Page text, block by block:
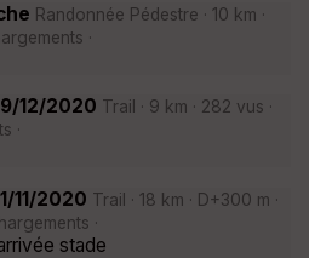
Randonnée Pédestre · 10 km ·
·
12/2020 Trail · 9 km · 282 vus ·
·
11/2020 Trail · 18 km · D+300 m ·
·
stade